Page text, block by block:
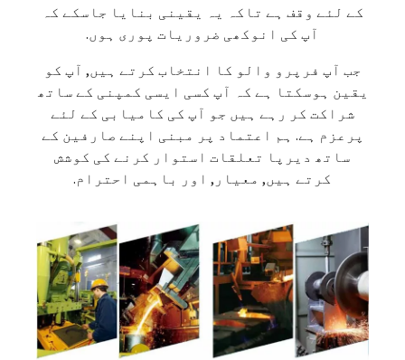
کے لئے وقف ہے تاکہ یہ یقینی بنایا جاسکے کہ
آپ کی انوکھی ضروریات پوری ہوں.
جب آپ فرپرو والو کا انتخاب کرتے ہیں, آپ کو
یقین ہوسکتا ہے کہ آپ کسی ایسی کمپنی کے ساتھ
شراکت کر رہے ہیں جو آپ کی کامیابی کے لئے
پرعزم ہے. ہم اعتماد پر مبنی اپنے صارفین کے
ساتھ دیرپا تعلقات استوار کرنے کی کوشش
کرتے ہیں, معیار, اور باہمی احترام.